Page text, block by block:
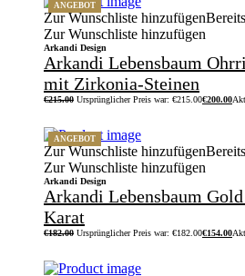
ANGEBOT
Zur Wunschliste hinzufügen
Zur Wunschliste hinzufügen
Arkandi Design
Arkandi Lebensbaum
mit Zirkonia-Steinen
€215.00 Ursprünglicher Preis war: €215.00€200.00
ANGEBOT
Zur Wunschliste hinzufügen
Zur Wunschliste hinzufügen
Arkandi Design
Arkandi Lebensbaum
Karat
€182.00 Ursprünglicher Preis war: €182.00€154.00